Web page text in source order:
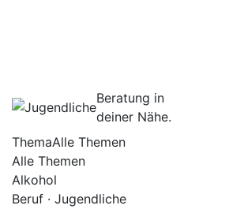
Beratung in
deiner Nähe.
ThemaAlle Themen
Alle Themen
Alkohol
Beruf · Jugendliche